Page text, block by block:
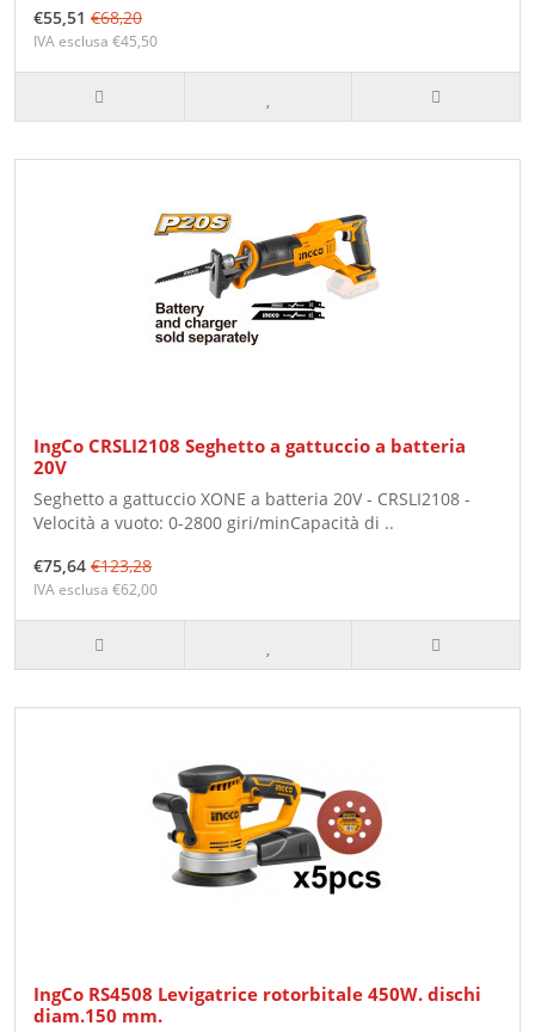
€55,51 €68,20
IVA esclusa €45,50
IngCo CRSLI2108 Seghetto a gattuccio a batteria
20V
Seghetto a gattuccio XONE a batteria 20V - CRSLI2108 -
Velocità a vuoto: 0-2800 giri/minCapacità di ..
€75,64 €123,28
IVA esclusa €62,00
IngCo RS4508 Levigatrice rotorbitale 450W. dischi
diam.150 mm.